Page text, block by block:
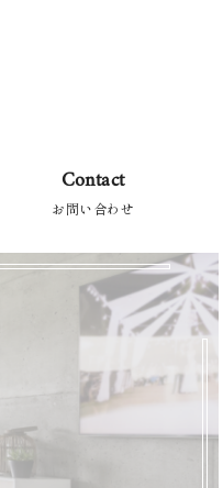
Contact
お問い合わせ